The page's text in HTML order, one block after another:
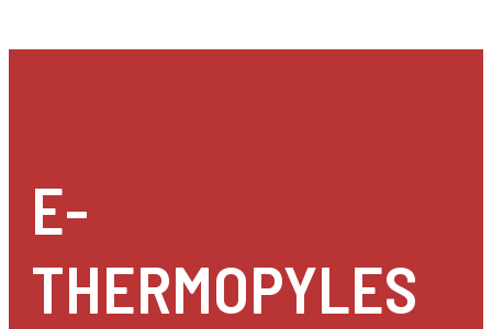
E-
THERMOPYLES